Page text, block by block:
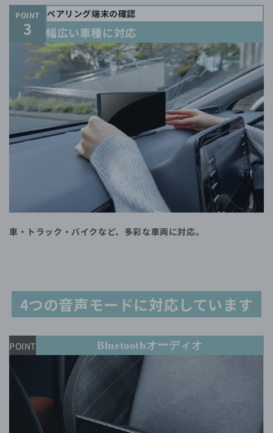
POINT
3
ペアリング端末の確認
幅広い車種に対応
車・トラック・バイクなど、多彩な車両に対応。
4つの音声モードに対応しています
POINT Bluetoothオーディオ